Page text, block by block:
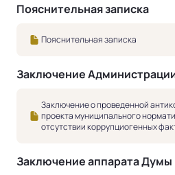
Пояснительная записка
Пояснительная записка
Заключение
Заключение о проведенной
проекта муниципального
отсутствии коррупциогенных
Заключение аппарата Думы